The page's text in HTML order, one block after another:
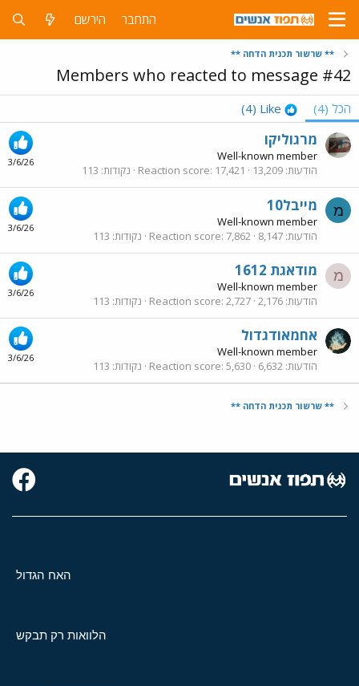
התחבר הירשם
** שרשור תכנית הדחה **
Members who reacted to message #42
הכל (4)
Like
(4)
3/6/26
מרגוליקו
Well-known member
הודעות 13,209
Reaction score 17,421 נקודות 113
מ
3/6/26
מייבל10
Well-known member
הודעות 8,147
Reaction score 7,862 נקודות 113
מ
3/6/26
מודאגת 1612
Well-known member
הודעות 2,176
Reaction score 2,727 נקודות 113
3/6/26
אחמאודגדול
Well-known member
הודעות 6,632
Reaction score 5,630 נקודות 113
** שרשור תכנית הדחה **
האח הגדול
הלוואות רק תבקש